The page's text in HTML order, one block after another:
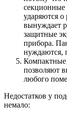
секционные
ударяются
вынуждает
защитные
прибора.
нуждаются,
Компактные
позволяют
любого
Недостатков у
немало: